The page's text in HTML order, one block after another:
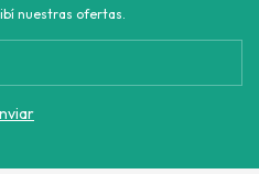
nuestras ofertas.